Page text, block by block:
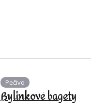
Pečivo
Bylinkové bagety